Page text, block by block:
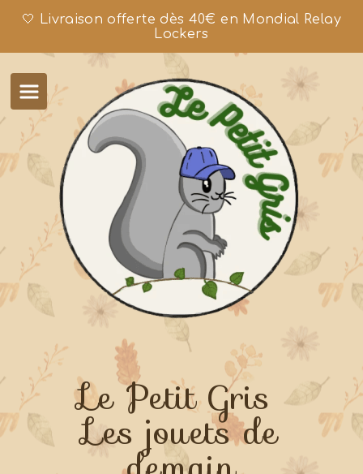
🤍 Livraison offerte dès 40€ en Mondial Relay
Lockers
Le Petit Gris
Les jouets de